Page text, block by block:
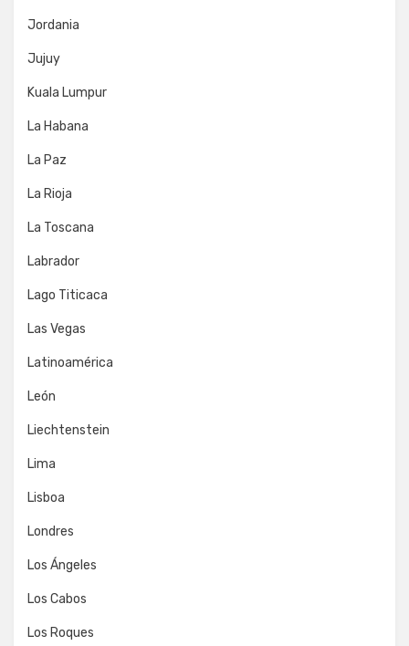
Jordania
Jujuy
Kuala Lumpur
La Habana
La Paz
La Rioja
La Toscana
Labrador
Lago Titicaca
Las Vegas
Latinoamérica
León
Liechtenstein
Lima
Lisboa
Londres
Los Ángeles
Los Cabos
Los Roques